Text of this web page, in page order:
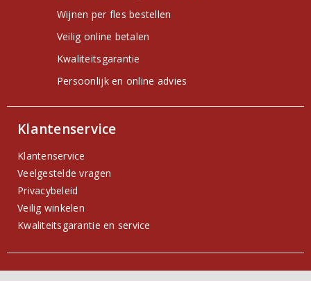
Wijnen per fles bestellen
Veilig online betalen
Kwaliteitsgarantie
Persoonlijk en online advies
Klantenservice
Klantenservice
Veelgestelde vragen
Privacybeleid
Veilig winkelen
Kwaliteitsgarantie en service